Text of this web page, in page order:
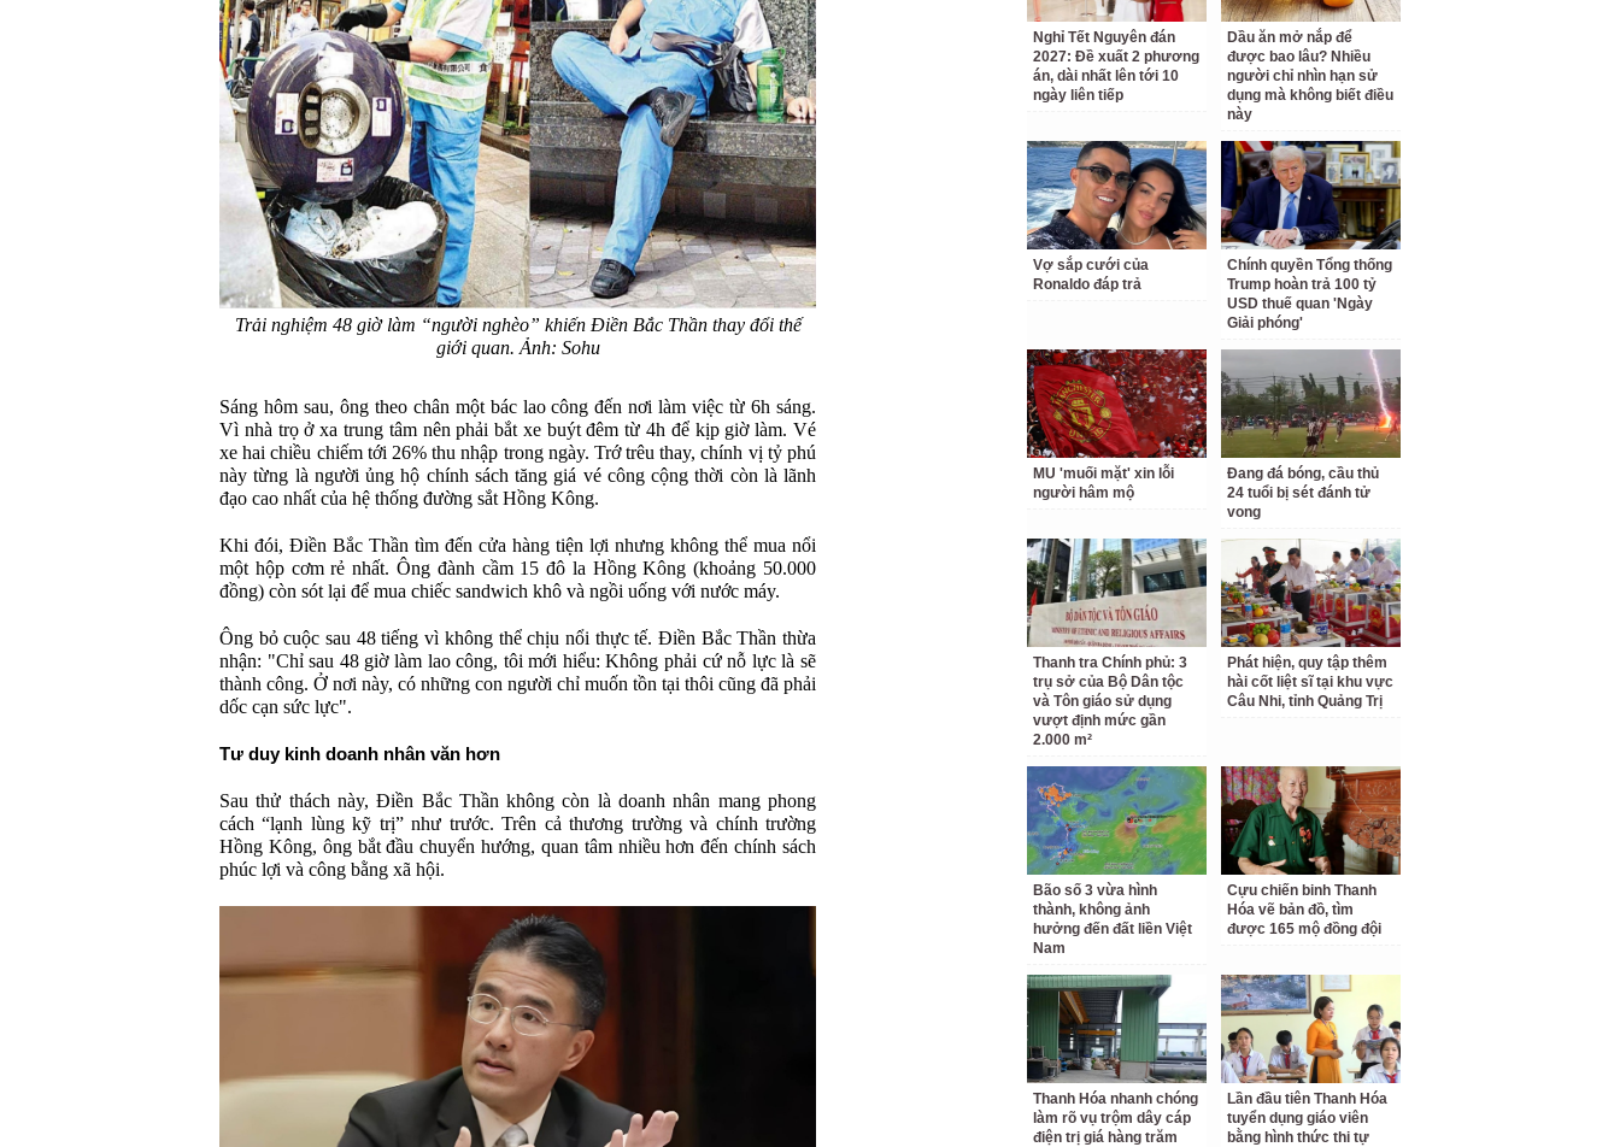
Trải nghiệm 48 giờ làm “người nghèo” khiến Điền Bắc Thần thay đổi thế
giới quan. Ảnh: Sohu
Sáng hôm sau, ông theo chân một bác lao công đến nơi làm việc từ 6h sáng.
Vì nhà trọ ở xa trung tâm nên phải bắt xe buýt đêm từ 4h để kịp giờ làm. Vé
xe hai chiều chiếm tới 26% thu nhập trong ngày. Trớ trêu thay, chính vị tỷ phú
này từng là người ủng hộ chính sách tăng giá vé công cộng thời còn là lãnh
đạo cao nhất của hệ thống đường sắt Hồng Kông.
Khi đói, Điền Bắc Thần tìm đến cửa hàng tiện lợi nhưng không thể mua nổi
một hộp cơm rẻ nhất. Ông đành cầm 15 đô la Hồng Kông (khoảng 50.000
đồng) còn sót lại để mua chiếc sandwich khô và ngồi uống với nước máy.
Ông bỏ cuộc sau 48 tiếng vì không thể chịu nổi thực tế. Điền Bắc Thần thừa
nhận: "Chỉ sau 48 giờ làm lao công, tôi mới hiểu: Không phải cứ nỗ lực là sẽ
thành công. Ở nơi này, có những con người chỉ muốn tồn tại thôi cũng đã phải
dốc cạn sức lực".
Tư duy kinh doanh nhân văn hơn
Sau thử thách này, Điền Bắc Thần không còn là doanh nhân mang phong
cách “lạnh lùng kỹ trị” như trước. Trên cả thương trường và chính trường
Hồng Kông, ông bắt đầu chuyển hướng, quan tâm nhiều hơn đến chính sách
phúc lợi và công bằng xã hội.
Nghỉ Tết Nguyên đán
2027: Đề xuất 2 phương
án, dài nhất lên tới 10
ngày liên tiếp
Dầu ăn mở nắp để
được bao lâu? Nhiều
người chỉ nhìn hạn sử
dụng mà không biết điều
này
Vợ sắp cưới của
Ronaldo đáp trả
Chính quyền Tổng thống
Trump hoàn trả 100 tỷ
USD thuế quan 'Ngày
Giải phóng'
MU 'muối mặt' xin lỗi
người hâm mộ
Đang đá bóng, cầu thủ
24 tuổi bị sét đánh tử
vong
Thanh tra Chính phủ: 3
trụ sở của Bộ Dân tộc
và Tôn giáo sử dụng
vượt định mức gần
2.000 m²
Phát hiện, quy tập thêm
hài cốt liệt sĩ tại khu vực
Câu Nhi, tỉnh Quảng Trị
Bão số 3 vừa hình
thành, không ảnh
hưởng đến đất liền Việt
Nam
Cựu chiến binh Thanh
Hóa vẽ bản đồ, tìm
được 165 mộ đồng đội
Thanh Hóa nhanh chóng
làm rõ vụ trộm dây cáp
điện trị giá hàng trăm
Lần đầu tiên Thanh Hóa
tuyển dụng giáo viên
bằng hình thức thi tự